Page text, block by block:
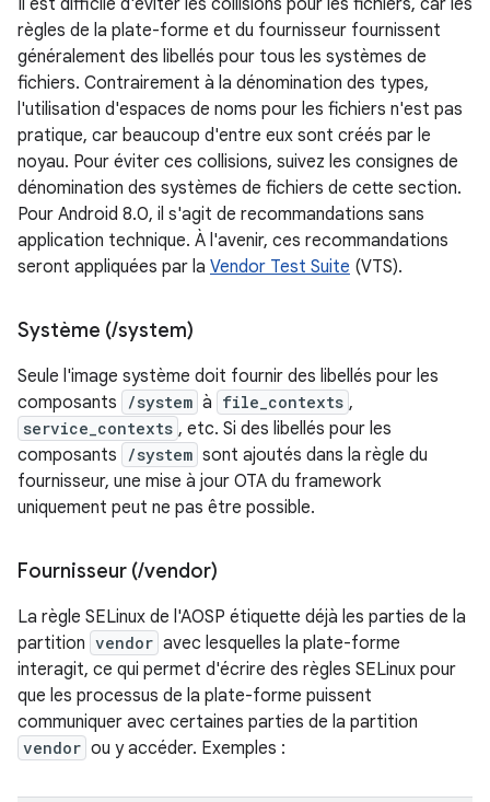
Il est difficile d'éviter les collisions pour les fichiers, car les
règles de la plate-forme et du fournisseur fournissent
généralement des libellés pour tous les systèmes de
fichiers. Contrairement à la dénomination des types,
l'utilisation d'espaces de noms pour les fichiers n'est pas
pratique, car beaucoup d'entre eux sont créés par le
noyau. Pour éviter ces collisions, suivez les consignes de
dénomination des systèmes de fichiers de cette section.
Pour Android 8.0, il s'agit de recommandations sans
application technique. À l'avenir, ces recommandations
seront appliquées par la Vendor Test Suite (VTS).
Système (/system)
Seule l'image système doit fournir des libellés pour les
composants
/system à file_contexts ,
service_contexts , etc. Si des libellés pour les
composants
/system sont ajoutés dans la règle du
fournisseur, une mise à jour OTA du framework
uniquement peut ne pas être possible.
Fournisseur (/vendor)
La règle SELinux de l'AOSP étiquette déjà les parties de la
partition vendor avec lesquelles la plate-forme
interagit, ce qui permet d'écrire des règles SELinux pour
que les processus de la plate-forme puissent
communiquer avec certaines parties de la partition
vendor ou y accéder. Exemples :